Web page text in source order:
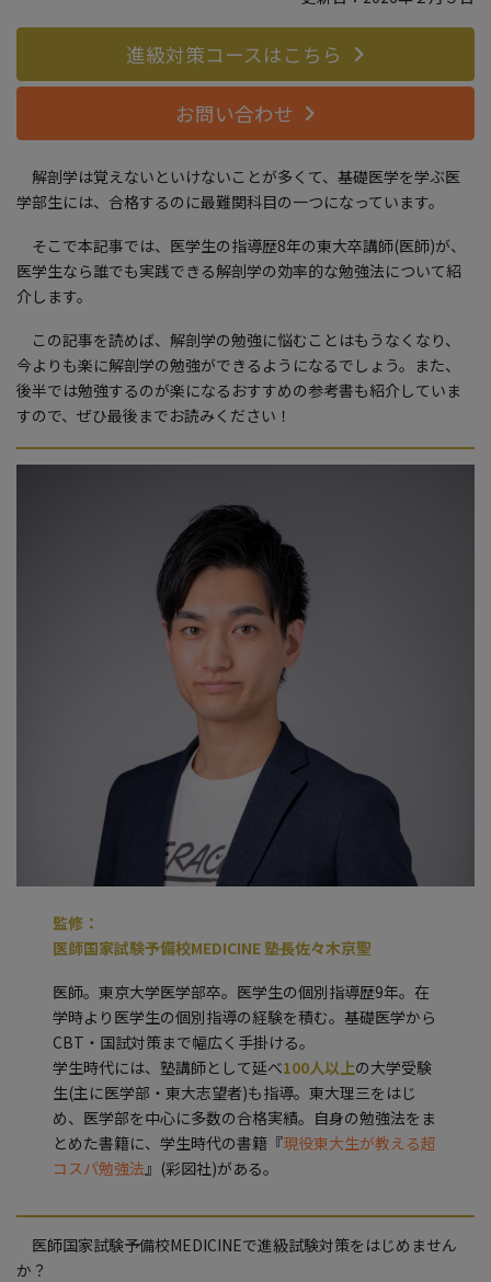
進級対策コースはこちら
お問い合わせ
解剖学は覚えないといけないことが多くて、基礎医学を学ぶ医
学部生には、合格するのに最難関科目の一つになっています。
そこで本記事では、医学生の指導歴8年の東大卒講師(医師)が、
医学生なら誰でも実践できる解剖学の効率的な勉強法について紹
介します。
この記事を読めば、解剖学の勉強に悩むことはもうなくなり、
今よりも楽に解剖学の勉強ができるようになるでしょう。また、
後半では勉強するのが楽になるおすすめの参考書も紹介していま
すので、ぜひ最後までお読みください！
監修：
医師国家試験予備校MEDICINE 塾長佐々木京聖
医師。東京大学医学部卒。医学生の個別指導歴9年。在
学時より医学生の個別指導の経験を積む。基礎医学から
CBT・国試対策まで幅広く手掛ける。
学生時代には、塾講師として延べ100人以上の大学受験
生(主に医学部・東大志望者)も指導。東大理三をはじ
め、医学部を中心に多数の合格実績。自身の勉強法をま
とめた書籍に、学生時代の書籍『現役東大生が教える超
コスパ勉強法』(彩図社)がある。
医師国家試験予備校MEDICINEで進級試験対策をはじめません
か？